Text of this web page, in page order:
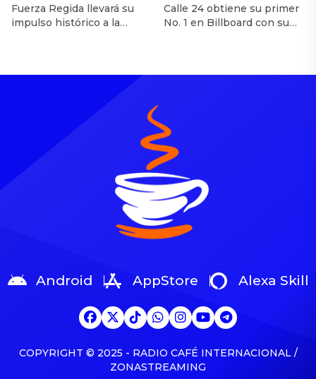
Billboard Latin Music
Week 2026
Fuerza Regida llevará su
impulso histórico a la
miércoles (4 de agosto).
que se llevará a cabo del 19
al 22 de octubre en Faena
Forum Miami Beach.
Perfecta’ al No. 1
Calle 24 obtiene su primer
No. 1 en Billboard con su
general Latin Airplay (con
de Calle 24, le da a Fuerza
Regida su quinto liderazgo.
El tema también lidera el
chart Regional […]
Android AppStore Alexa Skill
COPYRIGHT © 2025 - RADIO CAFÉ INTERNACIONAL /
ZONASTREAMING